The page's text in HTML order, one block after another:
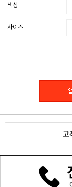
색상
사이즈
고